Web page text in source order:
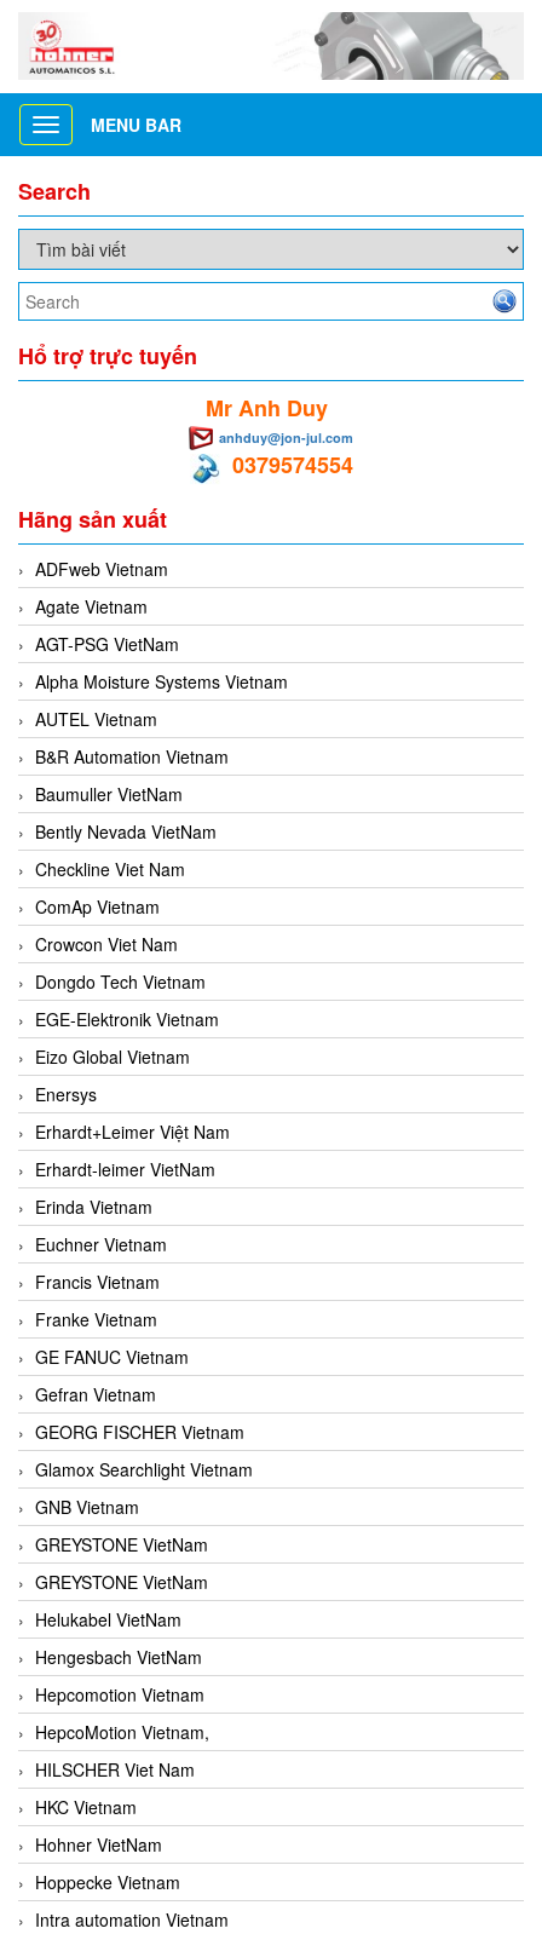
Toggle
navigation
MENU BAR
Search
Hổ trợ trực tuyến
Mr Anh Duy
anhduy@jon-jul.com
0379574554
Hãng sản xuất
ADFweb Vietnam
Agate Vietnam
AGT-PSG VietNam
Alpha Moisture Systems Vietnam
AUTEL Vietnam
B&R Automation Vietnam
Baumuller VietNam
Bently Nevada VietNam
Checkline Viet Nam
ComAp Vietnam
Crowcon Viet Nam
Dongdo Tech Vietnam
EGE-Elektronik Vietnam
Eizo Global Vietnam
Enersys
Erhardt+Leimer Việt Nam
Erhardt-leimer VietNam
Erinda Vietnam
Euchner Vietnam
Francis Vietnam
Franke Vietnam
GE FANUC Vietnam
Gefran Vietnam
GEORG FISCHER Vietnam
Glamox Searchlight Vietnam
GNB Vietnam
GREYSTONE VietNam
GREYSTONE VietNam
Helukabel VietNam
Hengesbach VietNam
Hepcomotion Vietnam
HepcoMotion Vietnam,
HILSCHER Viet Nam
HKC Vietnam
Hohner VietNam
Hoppecke Vietnam
Intra automation Vietnam